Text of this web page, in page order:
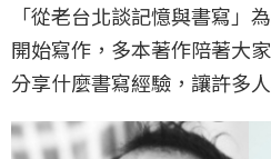
「從老台北談記憶與書寫」
開始寫作，多本著作陪著大
分享什麼書寫經驗，讓許多